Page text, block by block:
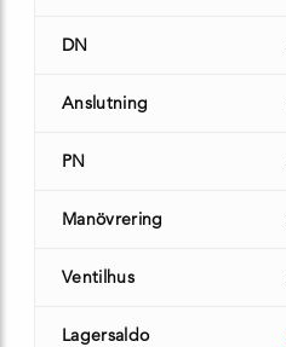
DN
Anslutning
PN
Manövrering
Ventilhus
Lagersaldo